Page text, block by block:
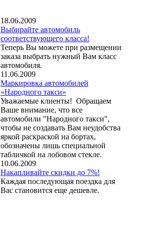
18.06.2009
Выбирайте автомобиль
соответствующего класса!
Теперь Вы можете при размещении
заказа выбрать нужный Вам класс
автомобиля.
11.06.2009
Маркировка автомобилей
«Народного такси»
Уважаемые клиенты! Обращаем
Ваше внимание, что все
автомобили "Народного такси",
чтобы не создавать Вам неудобства
яркой раскраской на бортах,
обозначены лишь специальной
табличкой на лобовом стекле.
10.06.2009
Накапливайте скидки до 7%!
Каждая последующая поездка для
Вас становится еще дешевле.